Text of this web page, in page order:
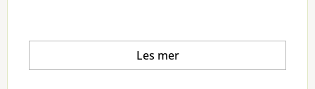
Les mer